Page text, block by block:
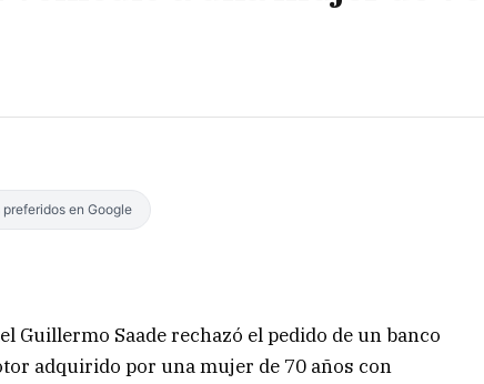
en Google
Guillermo Saade rechazó el pedido de un banco
adquirido por una mujer de 70 años con